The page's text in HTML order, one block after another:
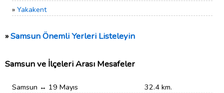
» Yakakent
»Samsun Önemli Yerleri Listeleyin
Samsun ve İlçeleri Arası Mesafeler
Samsun ↔ 19 Mayıs
32.4 km.